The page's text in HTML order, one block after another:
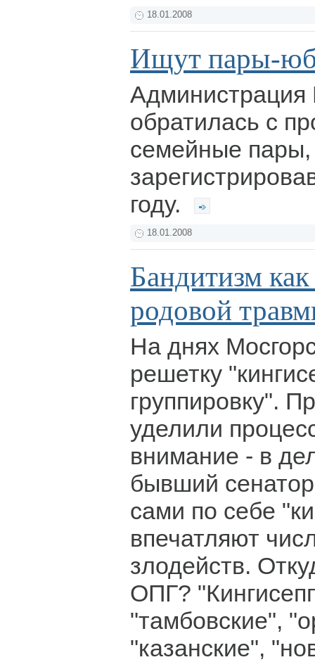
18.01.2008
Ищут пары-
Администрация
обратилась с
семейные пары,
году.
18.01.2008
Бандитизм как
родовой
На днях
решетку
группировку".
уделили
внимание - в
бывший
сами по себе
впечатляют
злодейств.
ОПГ?
"тамбовские",
"казанские",